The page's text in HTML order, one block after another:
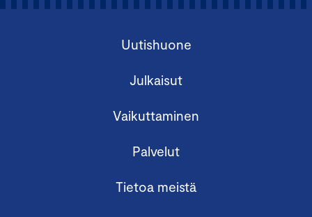
Uutishuone
Julkaisut
Vaikuttaminen
Palvelut
Tietoa meistä